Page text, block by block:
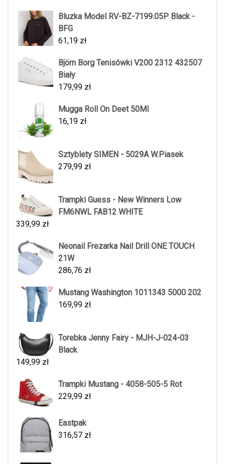
Bluzka Model RV-BZ-7199.05P Black -
BFG
61,19 zł
Björn Borg Tenisówki V200 2312 432507
Biały
179,99 zł
Mugga Roll On Deet 50Ml
16,19 zł
Sztyblety SIMEN - 5029A W.Piasek
279,99 zł
Trampki Guess - New Winners Low
FM6NWL FAB12 WHITE
339,99 zł
Neonail Frezarka Nail Drill ONE TOUCH
21W
286,76 zł
Mustang Washington 1011343 5000 202
169,99 zł
Torebka Jenny Fairy - MJH-J-024-03
Black
149,99 zł
Trampki Mustang - 4058-505-5 Rot
229,99 zł
Eastpak
316,57 zł